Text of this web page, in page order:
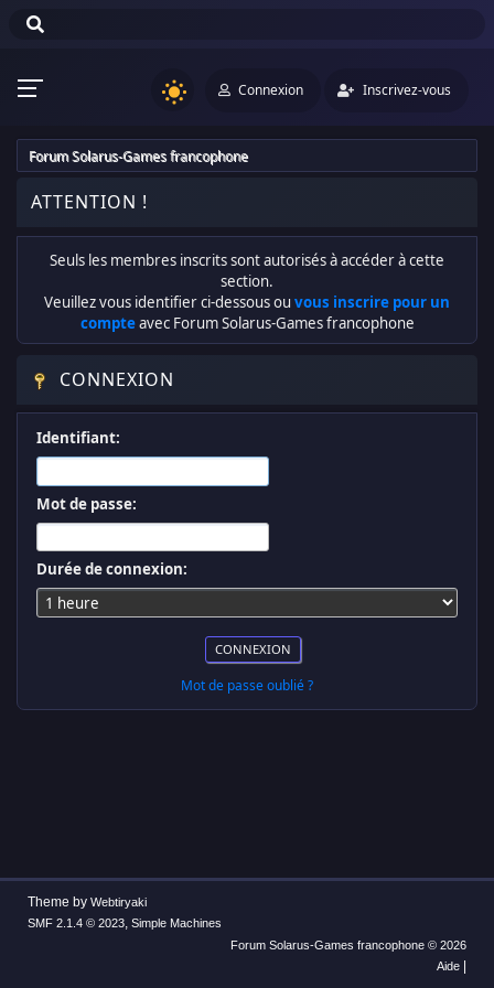
Connexion Inscrivez-vous
Forum Solarus-Games francophone
ATTENTION !
Seuls les membres inscrits sont autorisés à accéder à cette
section.
Veuillez vous identifier ci-dessous ou vous inscrire pour un
compteavec Forum Solarus-Games francophone
CONNEXION
Identifiant:
Mot de passe:
Durée de connexion:
Mot de passe oublié ?
Theme by Webtiryaki
SMF 2.1.4 © 2023, Simple Machines
Forum Solarus-Games francophone © 2026
Aide